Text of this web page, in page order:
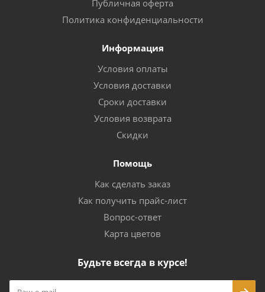
Публичная оферта
Политика конфиденциальности
Информация
Условия оплаты
Условия доставки
Сроки доставки
Условия возврата
Скидки
Помощь
Как сделать заказ
Как получить прайс-лист
Вопрос-ответ
Карта цветов
Будьте всегда в курсе!